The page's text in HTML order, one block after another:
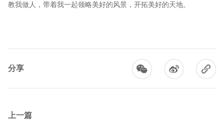
教我做人，带着我一起领略美好的风景，开拓美好的天地。
分享
上一篇